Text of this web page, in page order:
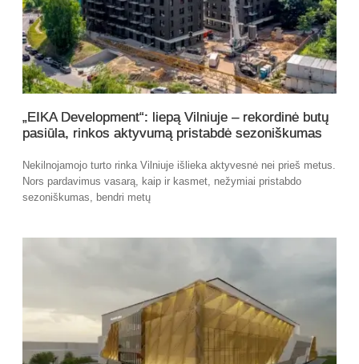
„EIKA Development“: liepą Vilniuje – rekordinė butų
pasiūla, rinkos aktyvumą pristabdė sezoniškumas
Nekilnojamojo turto rinka Vilniuje išlieka aktyvesnė nei prieš metus.
Nors pardavimus vasarą, kaip ir kasmet, nežymiai pristabdo
sezoniškumas, bendri metų